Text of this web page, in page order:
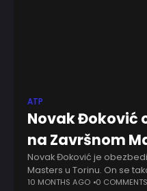
ATP
Novak Đoković
na Završnom
Novak Đoković je
Masters u Torinu. On se
Janiku Sineru koji su već
10 MONTHS AGO 0 COMMENTS